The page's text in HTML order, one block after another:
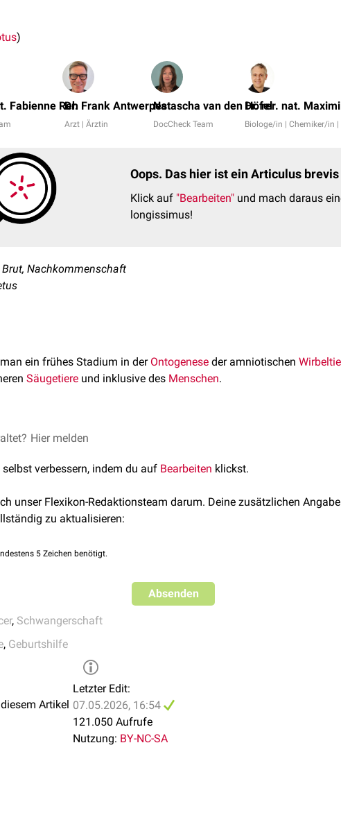
)
Fabienne RehDr. Frank Antwerpes
Arzt | Ärztin
Natascha van den Höfel
DocCheck Team
Dr. rer. nat.
Biologe/in | Chemiker/in
Oops. Das hier ist ein Articulus
Klick auf "Bearbeiten" und mach daraus
longissimus!
Nachkommenschaft
ein frühes Stadium in der Ontogenese der amniotischen
Säugetiere und inklusive des Menschen.
bei Säugetieren den Zeitraum zwischen der Ausbildung der
(8
in der 40. Schwangerschaftswoche.
Hier melden
verbessern, indem du auf Bearbeiten klickst.
unser Flexikon-Redaktionsteam darum. Deine zusätzlichen
zu aktualisieren:
5 Zeichen benötigt.
Absenden
, Schwangerschaft
, Geburtshilfe
Artikel
Letzter Edit:
07.05.2026, 16:54
121.050 Aufrufe
Nutzung: BY-NC-SA